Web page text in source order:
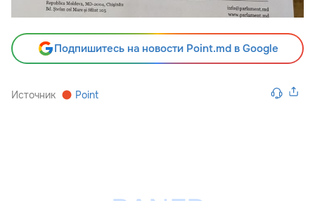
Подпишитесь на новости Point.md в Google
Источник Point